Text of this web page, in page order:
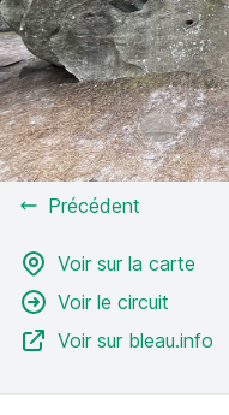
Précédent
Voir sur la carte
Voir le circuit
Voir sur bleau.info